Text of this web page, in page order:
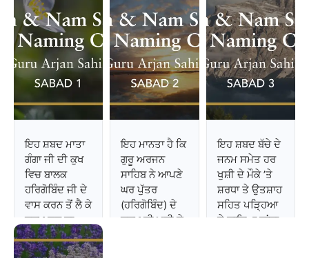
ਇਹ ਸ਼ਬਦ ਮਾਤਾ
ਗੰਗਾ ਜੀ ਦੀ ਕੁਖ
ਵਿਚ ਬਾਲਕ
ਹਰਿਗੋਬਿੰਦ ਜੀ ਦੇ
ਵਾਸ ਕਰਨ ਤੋਂ ਲੈ ਕੇ
ਜਨਮ ਤਕ ਦਾ
ਸੰਖੇਪ ਵਰਨਣ
ਕਰਦਾ ਹੈ। ਗੁਰੂ
ਇਹ ਮਾਨਤਾ ਹੈ ਕਿ
ਗੁਰੂ ਅਰਜਨ
ਸਾਹਿਬ ਨੇ ਆਪਣੇ
ਘਰ ਪੁੱਤਰ
(ਹਰਿਗੋਬਿੰਦ) ਦੇ
ਜਨਮ ਦੀ ਖੁਸ਼ੀ ਦੇ
ਇਹ ਸ਼ਬਦ ਬੱਚੇ ਦੇ
ਜਨਮ ਸਮੇਤ ਹਰ
ਖੁਸ਼ੀ ਦੇ ਮੌਕੇ ’ਤੇ
ਸ਼ਰਧਾ ਤੇ ਉਤਸ਼ਾਹ
ਸਹਿਤ ਪੜ੍ਹਿਆ
ਤੇ ਗਾਇਆ ਜਾਂਦਾ